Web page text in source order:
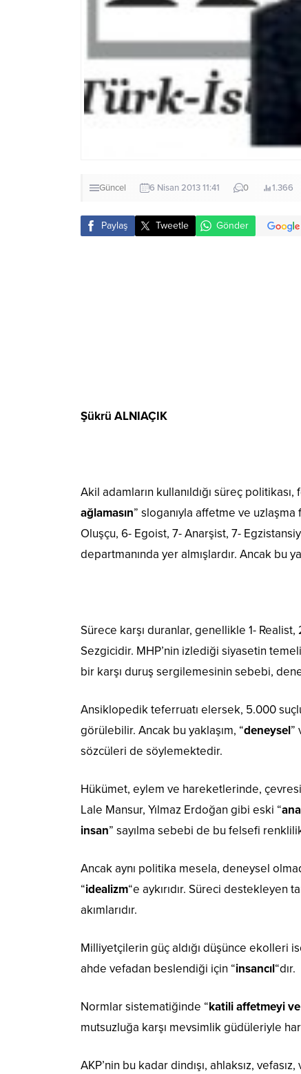
Güncel 6 Nisan 2013 11:41 0 1.366
Paylaş Tweetle Gönder
Şükrü ALNIAÇIK
Akil adamların kullanıldığı süreç
ağlamasın” sloganıyla affetme ve
Oluşçu, 6- Egoist, 7- Anarşist, 7-
departmanında yer almışlardır. Ancak bu
Sürece karşı duranlar, genellikle 1-
Sezgicidir. MHP’nin izlediği siyasetin
bir karşı duruş sergilemesinin sebebi,
Ansiklopedik teferruatı elersek, 5.000
görülebilir. Ancak bu yaklaşım, “deneysel”
sözcüleri de söylemektedir.
Hükümet, eylem ve hareketlerinde,
Lale Mansur, Yılmaz Erdoğan gibi eski “
insan” sayılma sebebi de bu felsefi
Ancak aynı politika mesela, deneysel
“idealizm“e aykırıdır. Süreci
akımlarıdır.
Milliyetçilerin güç aldığı düşünce ekolleri
ahde vefadan beslendiği için “insancıl“dır.
Normlar sistematiğinde “katili affetmeyi
mutsuzluğa karşı mevsimlik güdüleriyle
AKP’nin bu kadar dindışı, ahlaksız,